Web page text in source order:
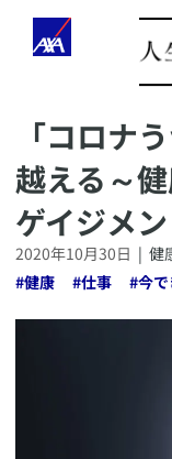
「人生100年の
健康のこと-
お金のこと -
会社経営のこ
「コロナ
越える～
ゲイジメ
2020年10月30日 | 健
#健康 #仕事 #今